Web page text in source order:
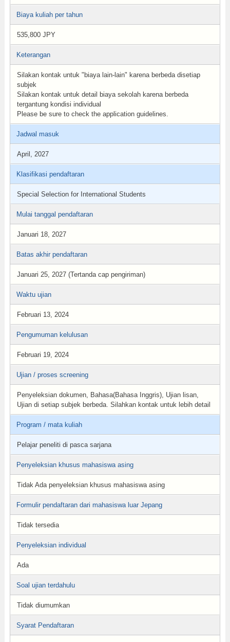
Biaya kuliah per tahun
535,800 JPY
Keterangan
Silakan kontak untuk "biaya lain-lain" karena berbeda disetiap
subjek
Silakan kontak untuk detail biaya sekolah karena berbeda
tergantung kondisi individual
Please be sure to check the application guidelines.
Jadwal masuk
April, 2027
Klasifikasi pendaftaran
Special Selection for International Students
Mulai tanggal pendaftaran
Januari 18, 2027
Batas akhir pendaftaran
Januari 25, 2027 (Tertanda cap pengiriman)
Waktu ujian
Februari 13, 2024
Pengumuman kelulusan
Februari 19, 2024
Ujian / proses screening
Penyeleksian dokumen, Bahasa(Bahasa Inggris), Ujian lisan,
Ujian di setiap subjek berbeda. Silahkan kontak untuk lebih detail
Program / mata kuliah
Pelajar peneliti di pasca sarjana
Penyeleksian khusus mahasiswa asing
Tidak Ada penyeleksian khusus mahasiswa asing
Formulir pendaftaran dari mahasiswa luar Jepang
Tidak tersedia
Penyeleksian individual
Ada
Soal ujian terdahulu
Tidak diumumkan
Syarat Pendaftaran